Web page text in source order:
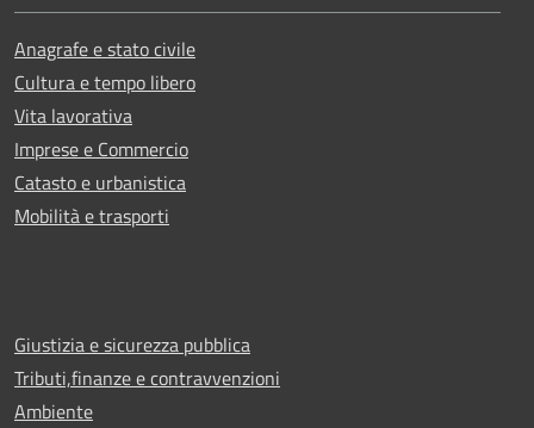
Anagrafe e stato civile
Cultura e tempo libero
Vita lavorativa
Imprese e Commercio
Catasto e urbanistica
Mobilità e trasporti
Giustizia e sicurezza pubblica
Tributi,finanze e contravvenzioni
Ambiente